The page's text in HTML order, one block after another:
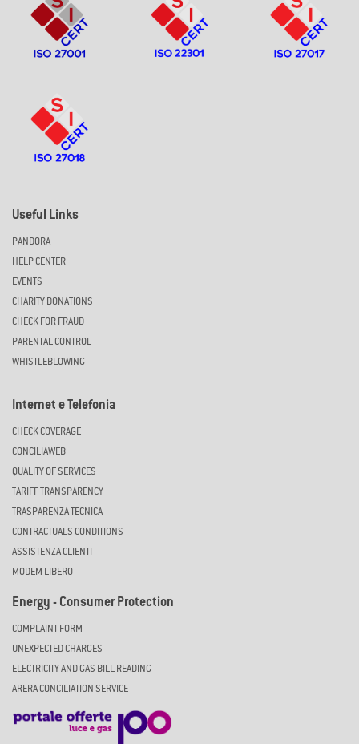
Useful Links
PANDORA
HELP CENTER
EVENTS
CHARITY DONATIONS
CHECK FOR FRAUD
PARENTAL CONTROL
WHISTLEBLOWING
Internet e Telefonia
CHECK COVERAGE
CONCILIAWEB
QUALITY OF SERVICES
TARIFF TRANSPARENCY
TRASPARENZA TECNICA
CONTRACTUALS CONDITIONS
ASSISTENZA CLIENTI
MODEM LIBERO
Energy - Consumer Protection
COMPLAINT FORM
UNEXPECTED CHARGES
ELECTRICITY AND GAS BILL READING
ARERA CONCILIATION SERVICE